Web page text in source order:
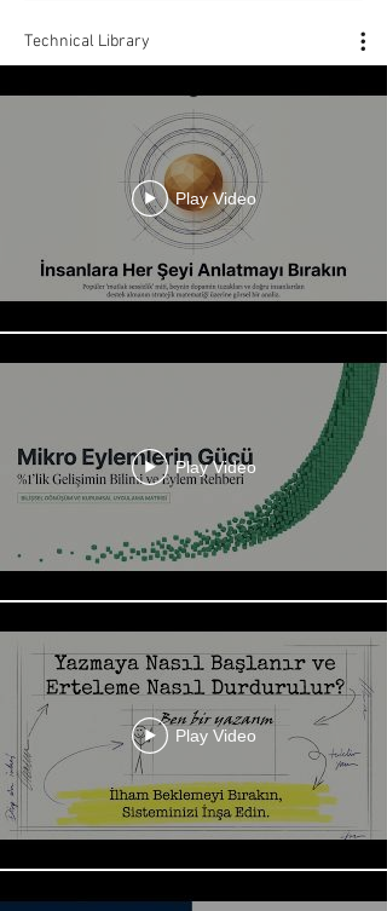
Technical Library
Play Video
Play Video
Play Video